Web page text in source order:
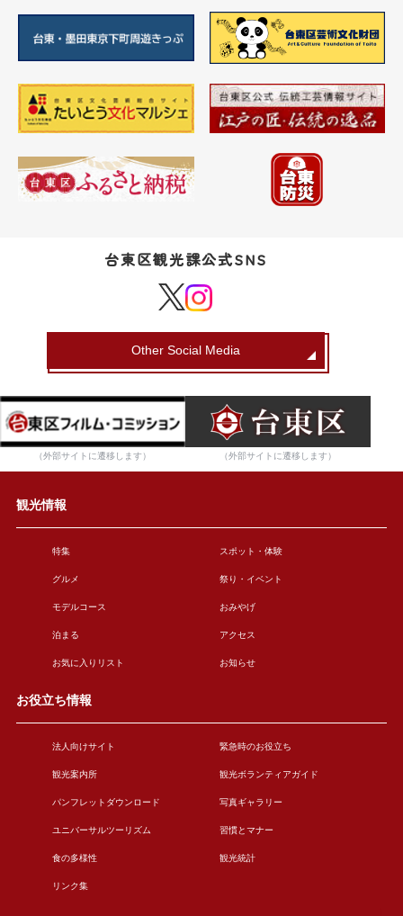
台東区観光課公式SNS
Other Social Media
（外部サイトに遷移します） （外部サイトに遷移します）
観光情報
特集 スポット・体験
グルメ 祭り・イベント
モデルコース おみやげ
泊まる アクセス
お気に入りリスト お知らせ
お役立ち情報
法人向けサイト 緊急時のお役立ち
観光案内所 観光ボランティアガイド
パンフレットダウンロード 写真ギャラリー
ユニバーサルツーリズム 習慣とマナー
食の多様性 観光統計
リンク集